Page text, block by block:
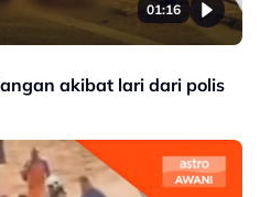
01:16
akibat lari dari polis